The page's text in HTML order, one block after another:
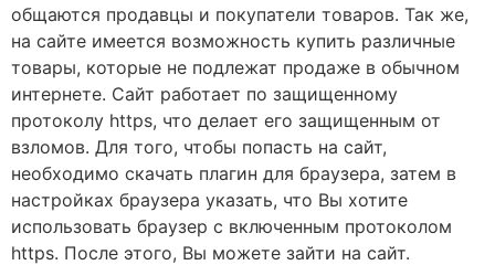
общаются продавцы и покупатели товаров. Так же,
на сайте имеется возможность купить различные
товары, которые не подлежат продаже в обычном
интернете. Сайт работает по защищенному
протоколу https, что делает его защищенным от
взломов. Для того, чтобы попасть на сайт,
необходимо скачать плагин для браузера, затем в
настройках браузера указать, что Вы хотите
использовать браузер с включенным протоколом
https. После этого, Вы можете зайти на сайт.